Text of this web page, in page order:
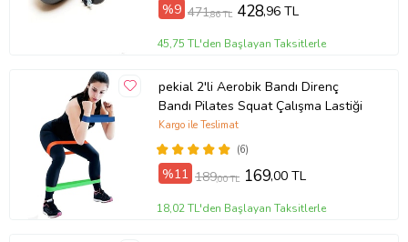
%9 471,86 TL 428,96 TL
45,75 TL'den Başlayan Taksitlerle
pekial 2'li Aerobik Bandı Direnç
Bandı Pilates Squat Çalışma Lastiği
(6)
Kargo ile Teslimat
%11 189,00 TL 169,00 TL
18,02 TL'den Başlayan Taksitlerle